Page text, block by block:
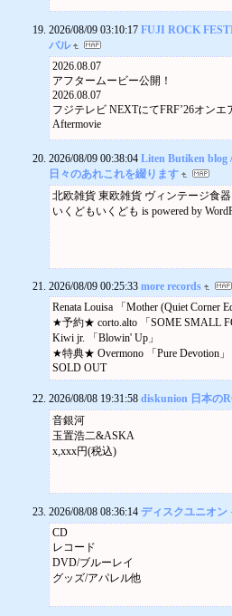
ダ部, MIFきゅん♡, 三日月の陰りを
mile OG
Aug 09 (Sun)
10.00
JAM
Nishieifuku
Pop
Orbit vs Kumorigahara
18.30
Goodman
Akihabara
Alternative, Avant garde, Experimental,
Advance: ￥4,000 (+ order)
19.00
Love, Peace and Soul Live Cafe
Kyodo
Blues, Funk, Jam, R n B, Soul
Door: ￥2,000 + 2 Drinks
MIKIKAWOL (Miki Naoe & Kawol
Aug 11 (Tue)
19.30
Oriental Force
Koenji
Experimental, Improvised
Door: ￥2,000 + 1 Drink
Brian Chu [drums], Riuichi Daijo [guitar]
Aug 11 (Tue)
Meguro
Improvised
Door: 1,000 to 3,000yen
Masafumi Ezaki, Yuma Takeshita
Aug 12 (Wed)
19.00
Nanahari
Hatchobori
2026/08/09 03:10:17 FUJI ROCK
バル
2026.08.07
アフタームービー公開！
2026.08.07
フジテレビ NEXTにてFRF’26オンエ
Aftermovie
2026/08/09 00:38:04 Liten Butiken blog
日々のあれこれを綴ります
北欧雑貨 東欧雑貨 ヴィンテージ食
いくどもいくども is powered by
2026/08/09 00:25:33 more records
Renata Louisa 「Mother (Quiet Corner
★予約★ corto.alto 「SOME SMALL
Kiwi jr. 「Blowin' Up」
★特典★ Overmono 「Pure Devotion」
SOLD OUT
2026/08/08 19:31:58 diskunion 日本の
音銀河
玉置浩二&ASKA
x,xxx円(税込)
2026/08/08 08:36:14 ディスクユニオン
CD
レコード
DVD/ブルーレイ
グッズ/アパレル他